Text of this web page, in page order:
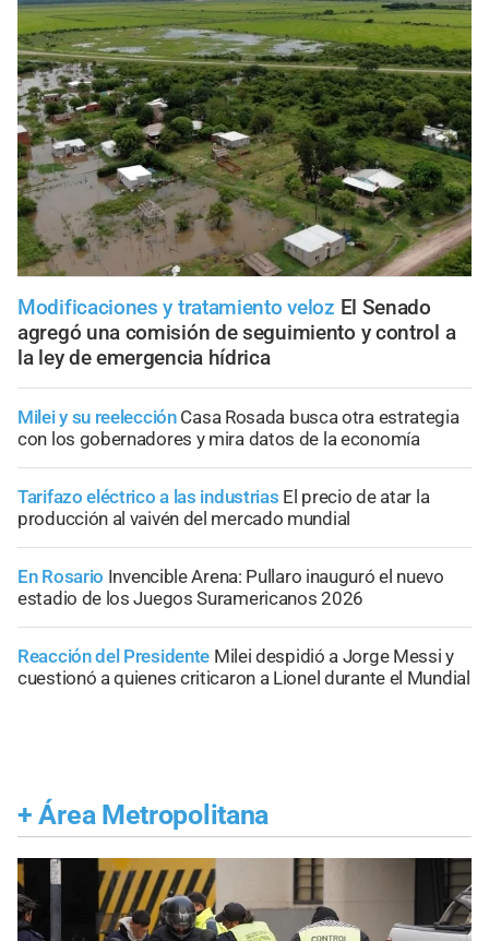
Modificaciones y tratamiento veloz El Senado
agregó una comisión de seguimiento y control a
la ley de emergencia hídrica
Milei y su reelección Casa Rosada busca otra estrategia
con los gobernadores y mira datos de la economía
Tarifazo eléctrico a las industrias El precio de atar la
producción al vaivén del mercado mundial
En Rosario Invencible Arena: Pullaro inauguró el nuevo
estadio de los Juegos Suramericanos 2026
Reacción del Presidente Milei despidió a Jorge Messi y
cuestionó a quienes criticaron a Lionel durante el Mundial
+ Área Metropolitana